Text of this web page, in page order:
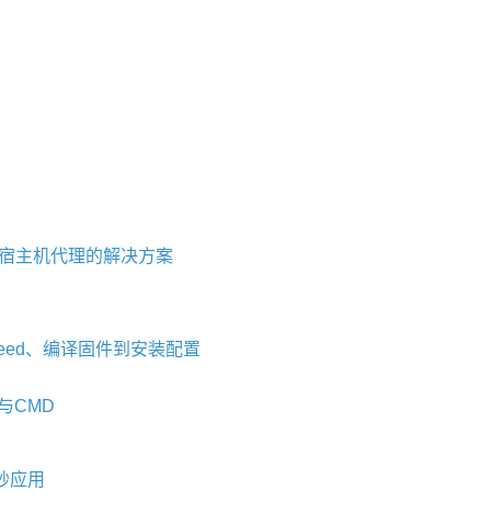
主机代理的解决方案
、编译固件到安装配置
CMD
应用